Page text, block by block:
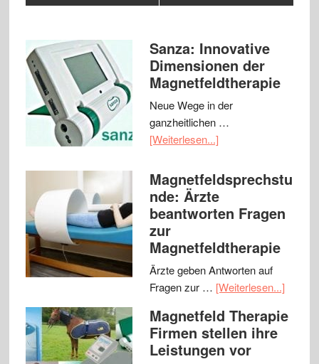
Sanza: Innovative
Dimensionen der
Magnetfeldtherapie
Neue Wege in der
ganzheitlichen …
[Weiterlesen...]
Magnetfeldsprechstu
nde: Ärzte
beantworten Fragen
zur
Magnetfeldtherapie
Ärzte geben Antworten auf
Fragen zur … [Weiterlesen...]
Magnetfeld Therapie
Firmen stellen ihre
Leistungen vor